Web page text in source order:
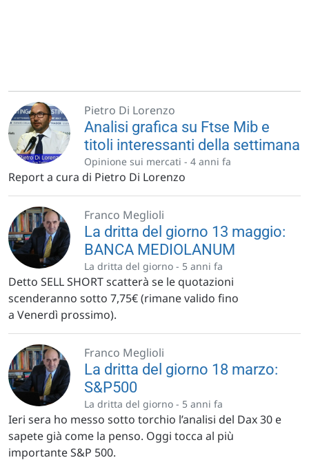
Pietro Di Lorenzo
Analisi grafica su Ftse Mib e
titoli interessanti della settimana
Opinione sui mercati - 4 anni fa
Report a cura di Pietro Di Lorenzo
Franco Meglioli
La dritta del giorno 13 maggio:
BANCA MEDIOLANUM
La dritta del giorno - 5 anni fa
Detto SELL SHORT scatterà se le quotazioni
scenderanno sotto 7,75€ (rimane valido fino
a Venerdì prossimo).
Franco Meglioli
La dritta del giorno 18 marzo:
S&P500
La dritta del giorno - 5 anni fa
Ieri sera ho messo sotto torchio l’analisi del Dax 30 e
sapete già come la penso. Oggi tocca al più
importante S&P 500.